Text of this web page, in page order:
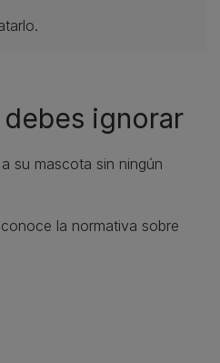
ignorar
su mascota sin ningún
la normativa sobre